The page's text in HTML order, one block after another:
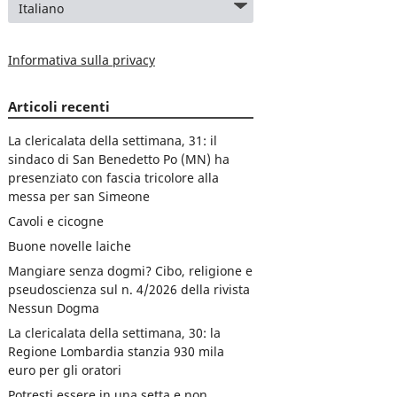
Informativa sulla privacy
Articoli recenti
La clericalata della settimana, 31: il
sindaco di San Benedetto Po (MN) ha
presenziato con fascia tricolore alla
messa per san Simeone
Cavoli e cicogne
Buone novelle laiche
Mangiare senza dogmi? Cibo, religione e
pseudoscienza sul n. 4/2026 della rivista
Nessun Dogma
La clericalata della settimana, 30: la
Regione Lombardia stanzia 930 mila
euro per gli oratori